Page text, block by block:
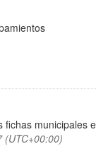
municipales
(UTC+00:00)